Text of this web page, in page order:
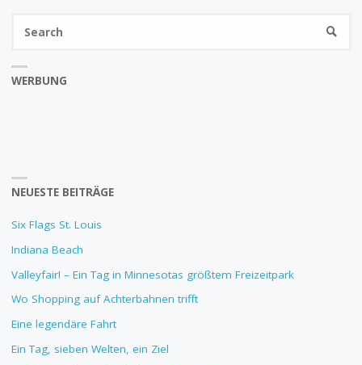
WERBUNG
NEUESTE BEITRÄGE
Six Flags St. Louis
Indiana Beach
Valleyfair! – Ein Tag in Minnesotas größtem Freizeitpark
Wo Shopping auf Achterbahnen trifft
Eine legendäre Fahrt
Ein Tag, sieben Welten, ein Ziel